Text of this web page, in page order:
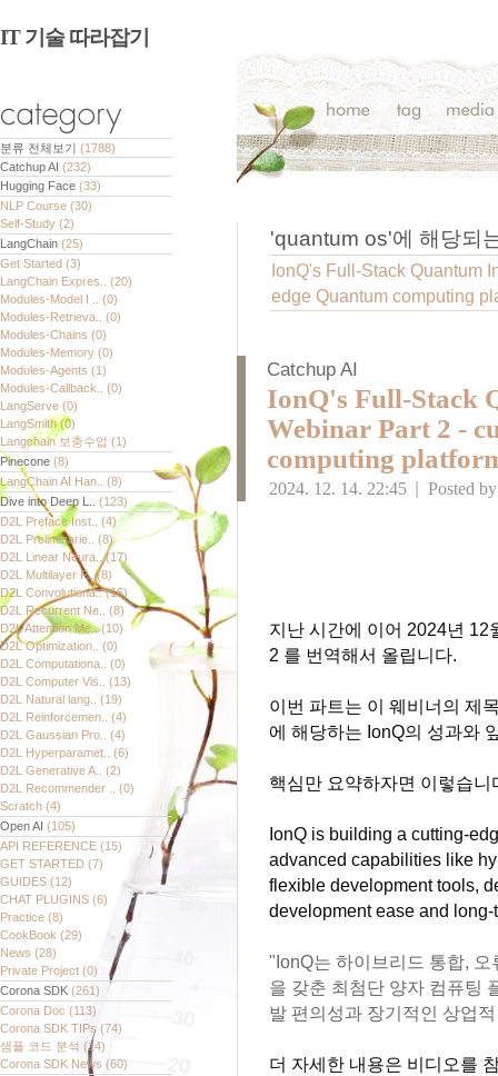
IT 기술 따라잡기
분류 전체보기 (1788)
Catchup AI (232)
Hugging Face (33)
NLP Course (30)
Self-Study (2)
LangChain (25)
Get Started (3)
LangChain Expres.. (20)
Modules-Model I .. (0)
Modules-Retrieva.. (0)
Modules-Chains (0)
Modules-Memory (0)
Modules-Agents (1)
Modules-Callback.. (0)
LangServe (0)
LangSmith(0)
Langchain 보충수업 (1)
Pinecone (8)
LangChain AI Han.. (8)
Dive into Deep L.. (123)
D2L Preface Inst.. (4)
D2L Preliminarie.. (8)
D2L Linear Neura..(17)
D2L Multilayer P..(8)
D2L Convolutiona..(16)
D2L Recurrent Ne.. (8)
D2L Attention Me..(10)
D2L Optimization.. (0)
D2L Computationa.. (0)
D2L Computer Vis.. (13)
D2L Natural lang.. (19)
D2L Reinforcemen.. (4)
D2L Gaussian Pro.. (4)
D2L Hyperparamet.. (6)
D2L Generative A.. (2)
D2L Recommender .. (0)
Scratch (4)
Open AI (105)
API REFERENCE (15)
GET STARTED (7)
GUIDES (12)
CHAT PLUGINS (6)
Practice (8)
CookBook (29)
News (28)
Private Project (0)
Corona SDK (261)
Corona Doc (113)
Corona SDK TIPs (74)
샘플 코드 분석 (14)
Corona SDK News (60)
'quantum os'에 해당되
IonQ's Full-Stack Quantum
edge Quantum computing
Catchup AI
IonQ's Full-Stack
Webinar Part 2 -
computing
2024. 12. 14. 22:45 Posted
지난 시간에 이어 2024년 12
2 를 번역해서 올립니다.
이번 파트는 이 웨비너의 제
에 해당하는 IonQ의 성과와
핵심만 요약하자면 이렇습
IonQ is building a cutting-
advanced capabilities like
flexible development tools,
development ease and
"IonQ는 하이브리드 통합,
을 갖춘 최첨단 양자 컴퓨팅
발 편의성과 장기적인 상업
더 자세한 내용은 비디오를